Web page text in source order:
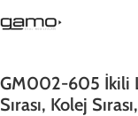
GM002-605 İkili
Sırası, Kolej